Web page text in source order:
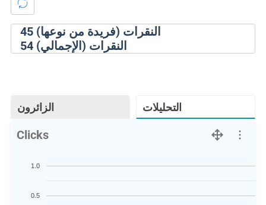
45 النقرات (فريدة من نوعها)
54 النقرات (الإجمالي)
الزائرون التحليلات
Clicks
0.5
1.0